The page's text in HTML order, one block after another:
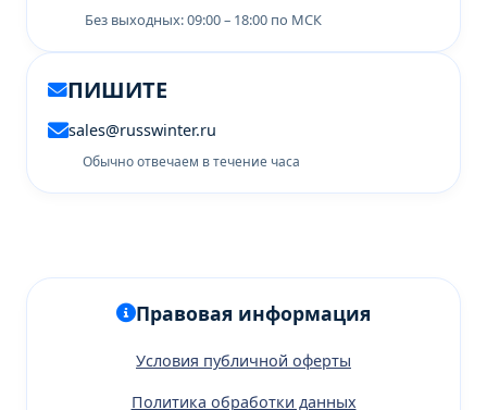
Без выходных: 09:00 – 18:00 по МСК
ПИШИТЕ
sales@russwinter.ru
Обычно отвечаем в течение часа
Правовая информация
Условия публичной оферты
Политика обработки данных